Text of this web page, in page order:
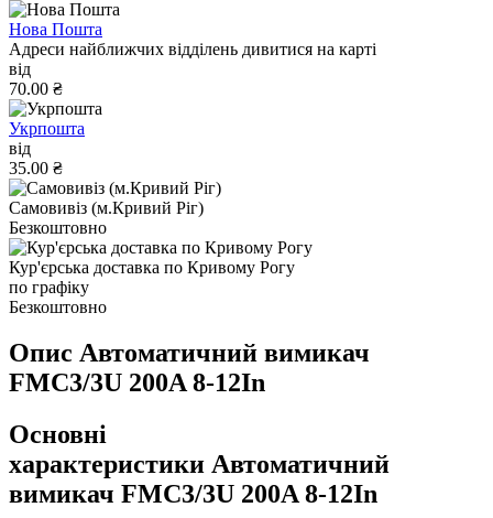
Нова Пошта
Адреси найближчих відділень дивитися на карті
від
70.00 ₴
Укрпошта
від
35.00 ₴
Самовивіз (м.Кривий Ріг)
Безкоштовно
Кур'єрська доставка по Кривому Рогу
по графіку
Безкоштовно
Опис Автоматичний вимикач
FMC3/3U 200A 8-12In
Основні
характеристики Автоматичний
вимикач FMC3/3U 200A 8-12In